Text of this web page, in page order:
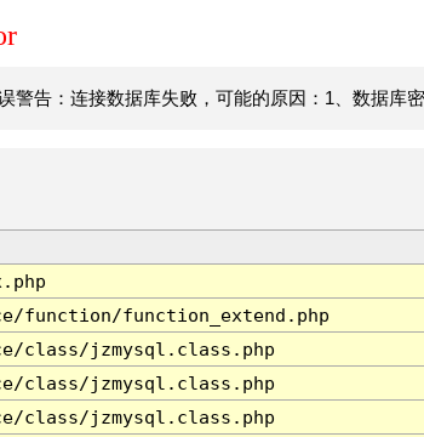
警告：连接数据库失败，可能的原因：1、数据库
function/function_extend.php
class/jzmysql.class.php
class/jzmysql.class.php
class/jzmysql.class.php